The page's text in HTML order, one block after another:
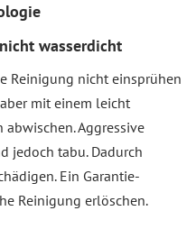
wasserdicht
Reinigung nicht einsprühen
mit einem leicht
Aggressive
jedoch tabu. Dadurch
Ein Garantie-
Reinigung erlöschen.